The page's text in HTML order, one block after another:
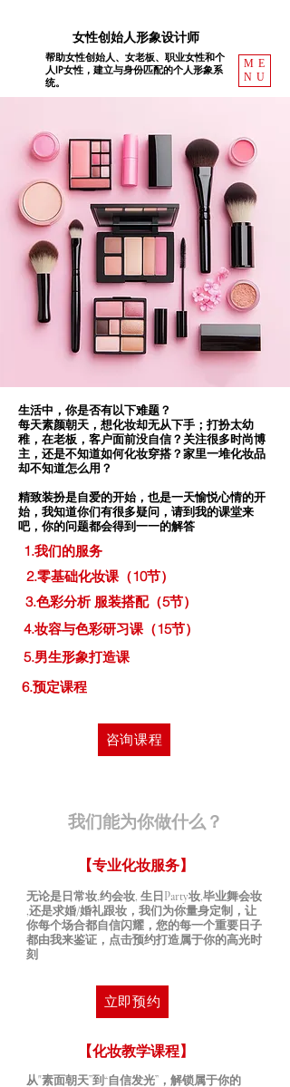
ME
NU
女性创始人形象设计师
帮助女性创始人、女老板、职业女性和个
人IP女性，建立与身份匹配的个人形象系
统。
生活中，你是否有以下难题？
每天素颜朝天，想化妆却无从下手；打扮太幼
稚，在老板，客户面前没自信？关注很多时尚博
主，还是不知道如何化妆穿搭？家里一堆化妆品
却不知道怎么用？
​精致装扮是自爱的开始，也是一天愉悦心情的开
始，我知道你们有很多疑问，请到我的课堂来
吧，你的问题都会得到一一的解答
1.我们的服务
2.零基础化妆课（10节）
3.色彩分析 服装搭配（5节）
4.妆容与色彩研习课（15节）
5.男生形象打造课
6.预定课程
咨询课程
我们能为你做什么？
【专业化妆服务】
无论是日常妆,约会妆, 生日Party妆,毕业舞会妆
,还是求婚/婚礼跟妆，我们为你量身定制，让
你每个场合都自信闪耀，您的每一个重要日子
都由我来鉴证，点击预约打造属于你的高光时
刻
立即预约
【化妆教学课程】
从"素面朝天”到“自信发光”，解锁属于你的